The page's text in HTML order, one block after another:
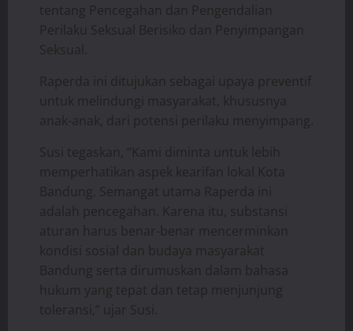
tentang Pencegahan dan Pengendalian
Perilaku Seksual Berisiko dan Penyimpangan
Seksual.
Raperda ini ditujukan sebagai upaya preventif
untuk melindungi masyarakat, khususnya
anak-anak, dari potensi perilaku menyimpang.
Susi tegaskan, “Kami diminta untuk lebih
memperhatikan aspek kearifan lokal Kota
Bandung. Semangat utama Raperda ini
adalah pencegahan. Karena itu, substansi
aturan harus benar-benar mencerminkan
kondisi sosial dan budaya masyarakat
Bandung serta dirumuskan dalam bahasa
hukum yang tepat dan tetap menjunjung
toleransi,” ujar Susi.